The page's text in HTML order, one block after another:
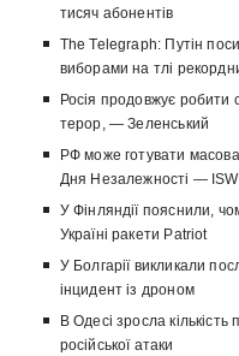
тисяч абонентів
The Telegraph: Путін
виборами на тлі
Росія продовжує робити
терор, — Зеленський
РФ може готувати
Дня Незалежності — ISW
У Фінляндії пояснили,
Україні ракети Patriot
У Болгарії викликали
інцидент із дроном
В Одесі зросла
російської атаки